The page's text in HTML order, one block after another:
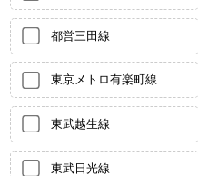
都営三田線
東京メトロ有楽町線
東武越生線
東武日光線